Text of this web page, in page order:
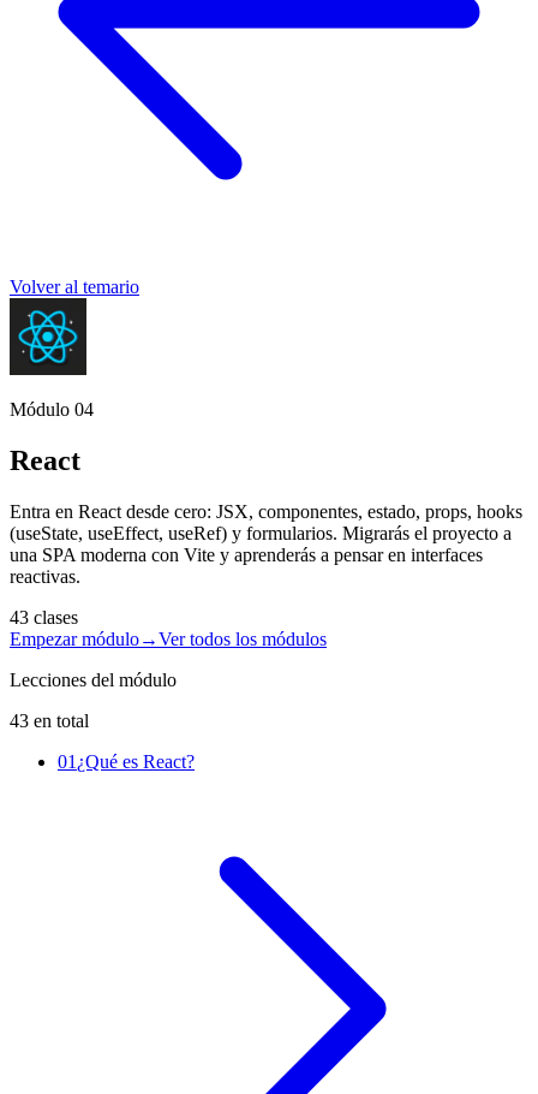
Volver al temario
Módulo 04
React
Entra en React desde cero: JSX, componentes, estado, props, hooks
(useState, useEffect, useRef) y formularios. Migrarás el proyecto a
una SPA moderna con Vite y aprenderás a pensar en interfaces
reactivas.
43 clases
Empezar módulo→Ver todos los módulos
Lecciones del módulo
43 en total
01 ¿Qué es React?